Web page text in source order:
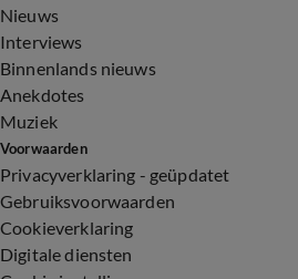
Nieuws
Interviews
Binnenlands nieuws
Anekdotes
Muziek
Voorwaarden
Privacyverklaring - geüpdatet
Gebruiksvoorwaarden
Cookieverklaring
Digitale diensten